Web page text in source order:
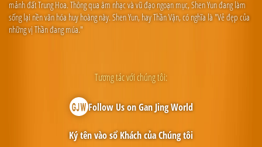
mảnh đất Trung Hoa. Thông qua âm nhạc và vũ đạo ngoạn mục, Shen Yun đang làm
sống lại nền văn hóa huy hoàng này. Shen Yun, hay Thần Vận, có nghĩa là "Vẻ đẹp của
những vị Thần đang múa."
Tương tác với chúng tôi:
Follow Us on Gan Jing World
Ký tên vào sổ Khách của Chúng tôi